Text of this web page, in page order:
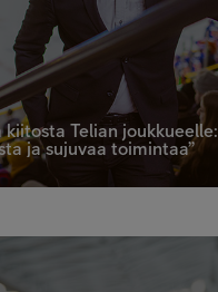
kiitosta Telian joukkueelle:
ja sujuvaa toimintaa”